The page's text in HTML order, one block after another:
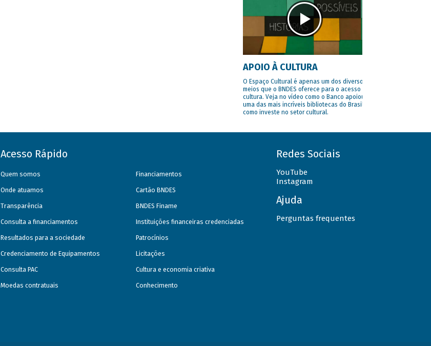
APOIO À CULTURA
O Espaço Cultural é apenas um dos diversos
meios que o BNDES oferece para o acesso à
cultura. Veja no vídeo como o Banco apoiou
uma das mais incríveis bibliotecas do Brasil e
como investe no setor cultural.
Acesso Rápido
Quem somos
Onde atuamos
Transparência
Consulta a financiamentos
Resultados para a sociedade
Credenciamento de Equipamentos
Consulta PAC
Moedas contratuais
Financiamentos
Cartão BNDES
BNDES Finame
Instituições financeiras credenciadas
Patrocínios
Licitações
Cultura e economia criativa
Conhecimento
Redes Sociais
YouTube
Instagram
Ajuda
Perguntas frequentes